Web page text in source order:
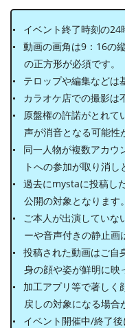
イベント終了時刻の24
動画の画角は9：16の
の正方形が必須です。
テロップや編集などは
カラオケ店での撮影は
原盤権の許諾がとれて
声が消音となる可能性
同一人物が複数アカウ
トへの参加が取り消し
過去にmystaに投稿し
公開の対象となります。
ご本人が出演していな
ーや音声付きの静止画
投稿された動画はご自
身の顔や姿が鮮明に映
加工アプリ等で著しく
戻しの対象になる場合
イベント開催中/終了